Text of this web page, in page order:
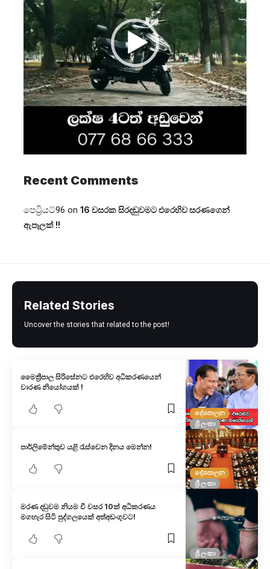
Recent Comments
පෙට්‍රියට්96 on 16 වසරක සිරදඬුවමට එරෙහිව සරණගෙන්
ඇපෑලක් !!
Related Stories
Uncover the stories that related to the post!
දේශපාලන
ශ්‍රී ලංකා
මෛත්‍රීපාල සිරිසේනට එරෙහිව අධිකරණයෙන්
වාරණ නියෝගයක් !
දේශපාලන
ශ්‍රී ලංකා
පාර්ලිමේන්තුව යළි රැස්වෙන දිනය මෙන්න!
ශ්‍රී ලංකා
මරණ දඬුවම නියම වී වසර 10ක් අධිකරණය
මගහැර සිටි පුද්ගලයෙක් අත්අඩංගුවට!